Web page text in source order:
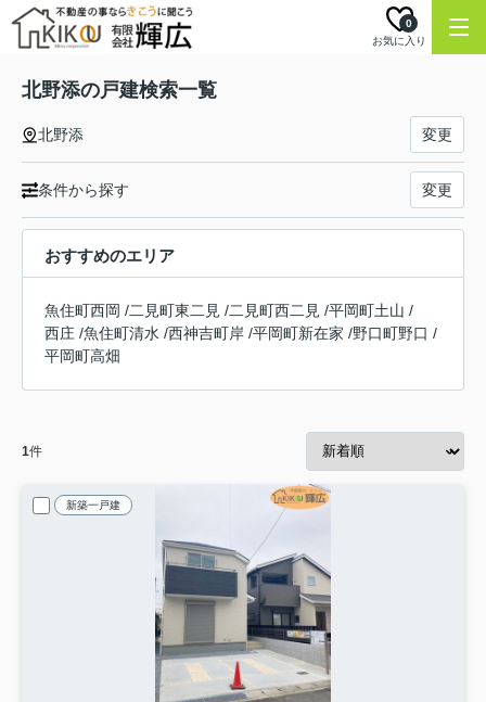
お気に入り
0
北野添の戸建検索一覧
北野添 変更
条件から探す 変更
おすすめのエリア
魚住町西岡 /二見町東二見 /二見町西二見 /平岡町土山 /
西庄 /魚住町清水 /西神吉町岸 /平岡町新在家 /野口町野口 /
平岡町高畑
1件
新築一戸建